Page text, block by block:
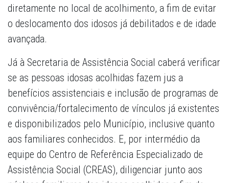
diretamente no local de acolhimento, a fim de evitar
o deslocamento dos idosos já debilitados e de idade
avançada.
Já à Secretaria de Assistência Social caberá verificar
se as pessoas idosas acolhidas fazem jus a
benefícios assistenciais e inclusão de programas de
convivência/fortalecimento de vínculos já existentes
e disponibilizados pelo Município, inclusive quanto
aos familiares conhecidos. E, por intermédio da
equipe do Centro de Referência Especializado de
Assistência Social (CREAS), diligenciar junto aos